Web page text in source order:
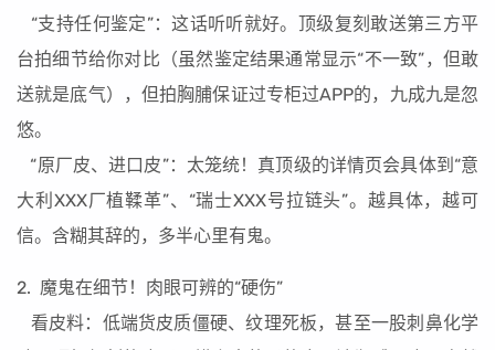
“支持任何鉴定”：这话听听就好。顶级复刻敢送第三方平
台拍细节给你对比（虽然鉴定结果通常显示“不一致”，但敢
送就是底气），但拍胸脯保证过专柜过APP的，九成九是忽
悠。
“原厂皮、进口皮”：太笼统！真顶级的详情页会具体到“意
大利XXX厂植鞣革”、“瑞士XXX号拉链头”。越具体，越可
信。含糊其辞的，多半心里有鬼。
2. 魔鬼在细节！肉眼可辨的“硬伤”
看皮料：低端货皮质僵硬、纹理死板，甚至一股刺鼻化学